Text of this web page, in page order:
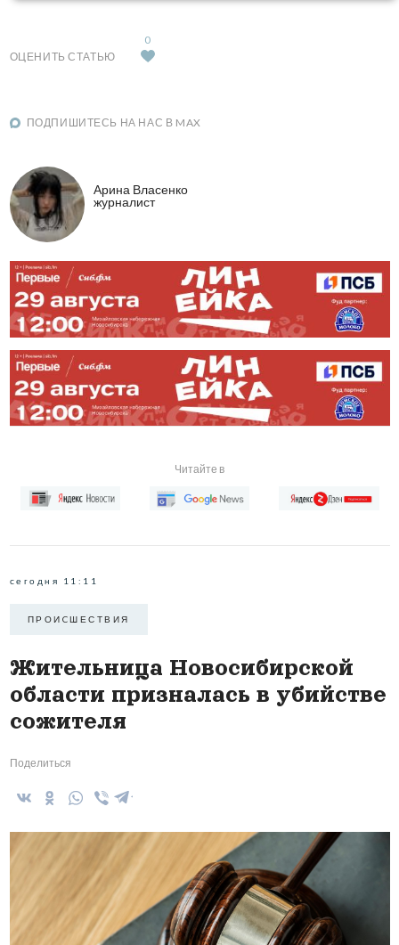
ОЦЕНИТЬ СТАТЬЮ
0
ПОДПИШИТЕСЬ НА НАС В MAX
Арина Власенко
журналист
Читайте в
сегодня 11:11
ПРОИCШЕСТВИЯ
Жительница Новосибирской
области призналась в убийстве
сожителя
Поделиться